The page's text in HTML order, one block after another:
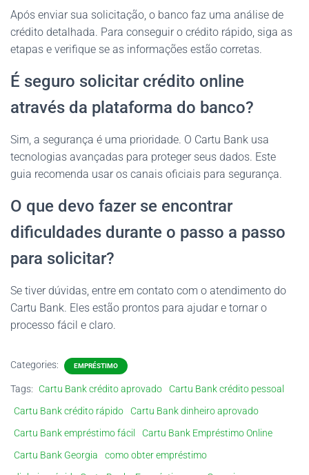
Após enviar sua solicitação, o banco faz uma análise de
crédito detalhada. Para conseguir o crédito rápido, siga as
etapas e verifique se as informações estão corretas.
É seguro solicitar crédito online
através da plataforma do banco?
Sim, a segurança é uma prioridade. O Cartu Bank usa
tecnologias avançadas para proteger seus dados. Este
guia recomenda usar os canais oficiais para segurança.
O que devo fazer se encontrar
dificuldades durante o passo a passo
para solicitar?
Se tiver dúvidas, entre em contato com o atendimento do
Cartu Bank. Eles estão prontos para ajudar e tornar o
processo fácil e claro.
Categories: EMPRÉSTIMO
Tags: Cartu Bank crédito aprovado
Cartu Bank crédito pessoal
Cartu Bank crédito rápido
Cartu Bank dinheiro aprovado
Cartu Bank empréstimo fácil
Cartu Bank Empréstimo Online
Cartu Bank Georgia
como obter empréstimo